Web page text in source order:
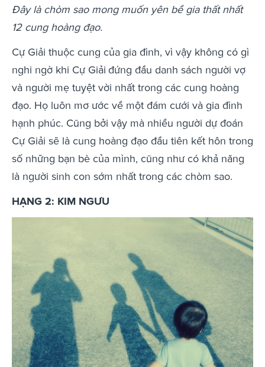
Đây là chòm sao mong muốn yên bề gia thất nhất
12 cung hoàng đạo.
Cự Giải thuộc cung của gia đình, vì vậy không có gì
nghi ngờ khi Cự Giải đứng đầu danh sách người vợ
và người mẹ tuyệt vời nhất trong các cung hoàng
đạo. Họ luôn mơ ước về một đám cưới và gia đình
hạnh phúc. Cũng bởi vậy mà nhiều người dự đoán
Cự Giải sẽ là cung hoàng đạo đầu tiên kết hôn trong
số những bạn bè của mình, cũng như có khả năng
là người sinh con sớm nhất trong các chòm sao.
HẠNG 2: KIM NGƯU